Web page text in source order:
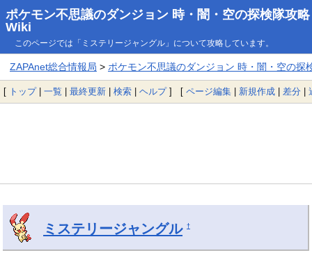
ポケモン不思議のダンジョン 時・闇・空の探検隊攻略
Wiki
このページでは「ミステリージャングル」について攻略しています。
ZAPAnet総合情報局 > ポケモン不思議のダンジョン 時・闇・空の探
[ トップ| 一覧 | 最終更新 | 検索 | ヘルプ] [ ページ編集 | 新規作成 | 差分 |
ミステリージャングル †